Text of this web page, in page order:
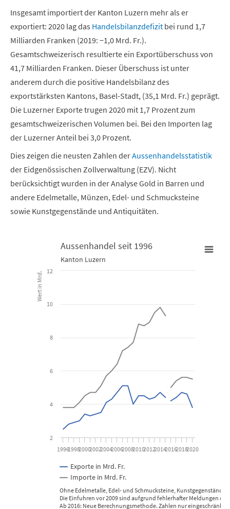
Insgesamt importiert der Kanton Luzern mehr als er
exportiert: 2020 lag das Handelsbilanzdefizit bei rund 1,7
Milliarden Franken (2019: −1,0 Mrd. Fr.).
Gesamtschweizerisch resultierte ein Exportüberschuss von
41,7 Milliarden Franken. Dieser Überschuss ist unter
anderem durch die positive Handelsbilanz des
exportstärksten Kantons, Basel-Stadt, (35,1 Mrd. Fr.) geprägt.
Die Luzerner Exporte trugen 2020 mit 1,7 Prozent zum
gesamtschweizerischen Volumen bei. Bei den Importen lag
der Luzerner Anteil bei 3,0 Prozent.
Dies zeigen die neusten Zahlen derAussenhandelsstatistik
der Eidgenössischen Zollverwaltung (EZV). Nicht
berücksichtigt wurden in der Analyse Gold in Barren und
andere Edelmetalle, Münzen, Edel- und Schmucksteine
sowie Kunstgegenstände und Antiquitäten.
Line chart with 4 lines.
Kanton Luzern
View as data table, Aussenhandel seit 1996
The chart has 1 X axis displaying categories.
The chart has 1 Y axis displaying Wert in Mrd.. Data ranges from
Ohne Edelmetalle, Edel- und Schmucksteine,
Die Einfuhren vor 2009 sind aufgrund fehlerhafter Meldungen
Ab 2016: Neue Berechnungsmethode. Zahlen nur eingeschränkt
Wert in Mrd.
Aussenhandel seit 1996
Kanton Luzern
Exporte in Mrd. Fr.
Importe in Mrd. Fr.
1996199820002002200420062008201020122014201620182020
2
4
6
8
10
12